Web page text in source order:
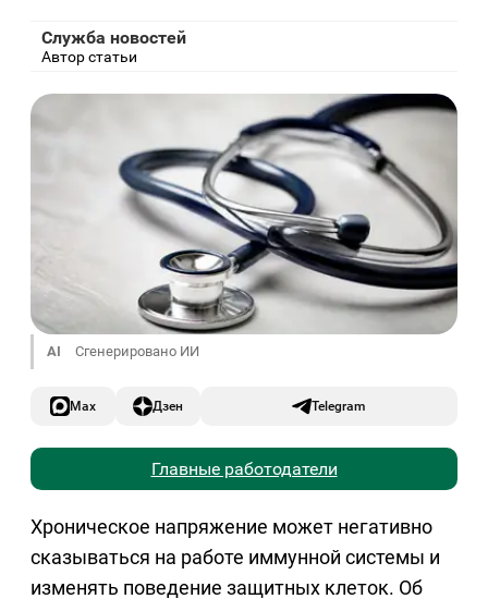
Служба новостей
Автор статьи
AI Сгенерировано ИИ
Max Дзен Telegram
Главные работодатели
Хроническое напряжение может негативно
сказываться на работе иммунной системы и
изменять поведение защитных клеток. Об